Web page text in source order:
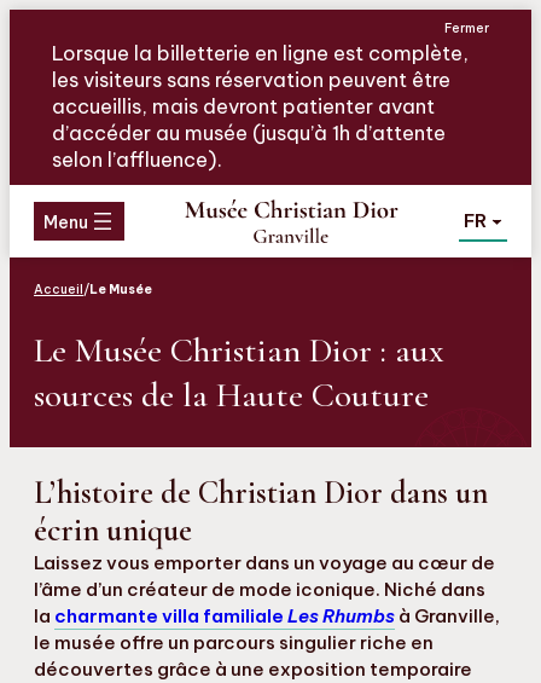
menu
contenu
page
Fermer
Lorsque la billetterie en ligne est complète,
les visiteurs sans réservation peuvent être
accueillis, mais devront patienter avant
d’accéder au musée (jusqu’à 1h d’attente
selon l’affluence).
Menu FR
Accueil /Le Musée
Le Musée Christian Dior : aux
sources de la Haute Couture
L’histoire de Christian Dior dans un
écrin unique
Laissez vous emporter dans un voyage au cœur de
l’âme d’un créateur de mode iconique. Niché dans
la charmante villa familiale Les Rhumbs à Granville,
le musée offre un parcours singulier riche en
découvertes grâce à une exposition temporaire